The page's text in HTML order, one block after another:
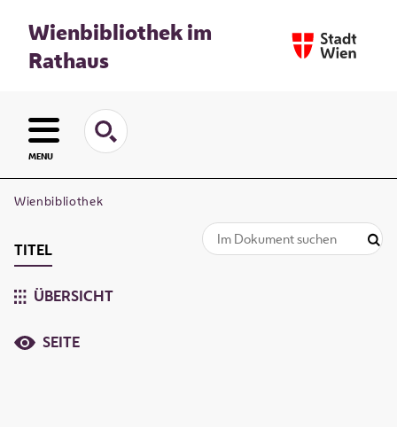
Wienbibliothek im
Rathaus
MENU
Wienbibliothek
TITEL
ÜBERSICHT
SEITE